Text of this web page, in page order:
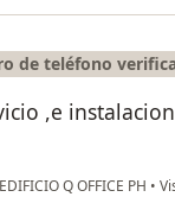
de teléfono
,e
EDIFICIO Q OFFICE PH •